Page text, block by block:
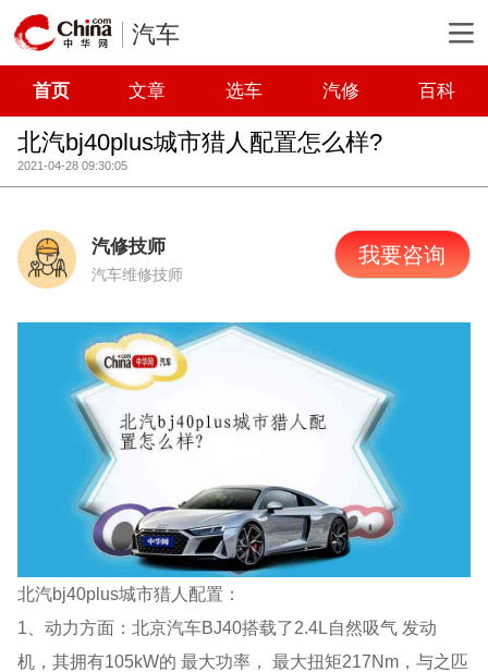
汽车
首页 文章 选车 汽修 百科
北汽bj40plus城市猎人配置怎么样?
2021-04-28 09:30:05
汽修技师
汽车维修技师
我要咨询
北汽bj40plus城市猎人配置：
1、动力方面：北京汽车BJ40搭载了2.4L自然吸气 发动
机，其拥有105kW的 最大功率， 最大扭矩217Nm，与之匹